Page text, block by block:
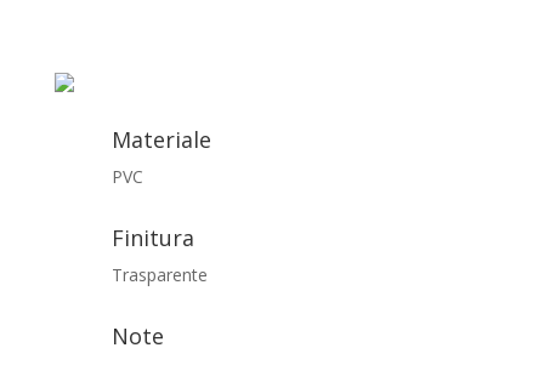
Materiale
PVC
Finitura
Trasparente
Note